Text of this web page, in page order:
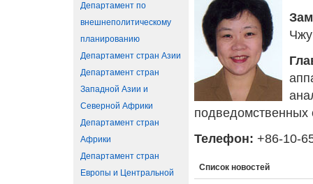
Департамент по
внешнеполитическому
планированию
Департамент стран Азии
Департамент стран
Западной Азии и
Северной Африки
Департамент стран
Африки
Департамент стран
Европы и Центральной
подведомственных
Телефон: +86-10-
Список новостей